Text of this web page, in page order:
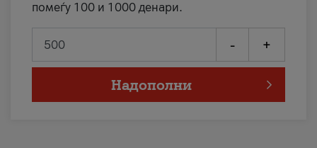
помеѓу 100 и 1000 денари.
- +
Надополни